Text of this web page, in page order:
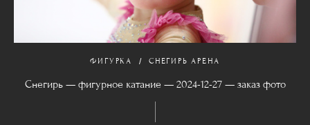
ФИГУРКА СНЕГИРЬ АРЕНА
Снегирь — фигурное катание — 2024-12-27 — заказ фото